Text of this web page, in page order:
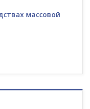
массовой